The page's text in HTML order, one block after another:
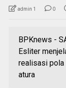
admin 1 0
BPKnews -
Esliter
realisasi pola
atura